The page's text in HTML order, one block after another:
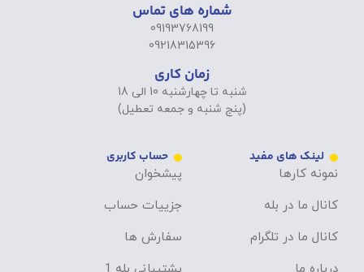
شماره های تماس
09193768199
09218315396
زمان کاری
شنبه تا چهارشنبه 10 الی 18
(پنج شنبه و جمعه تعطیل)
لینک های مفید
نمونه کارها
کانال ما در بله
کانال ما در تلگرام
حساب کاربری
پیشخوان
جزییات حساب
سفارش ها